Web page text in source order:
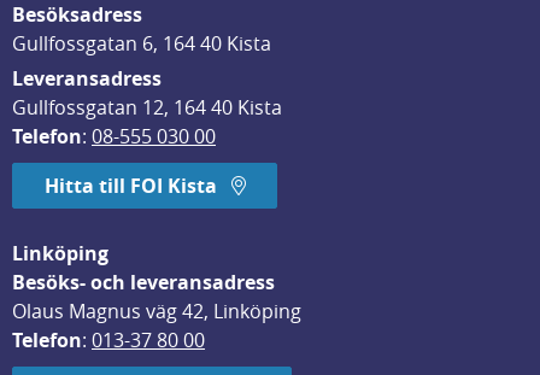
Besöksadress
Gullfossgatan 6, 164 40 Kista
Leveransadress
Gullfossgatan 12, 164 40 Kista
Telefon: 08-555 030 00
Hitta till FOI Kista
Linköping
Besöks- och leveransadress
Olaus Magnus väg 42, Linköping
Telefon: 013-37 80 00